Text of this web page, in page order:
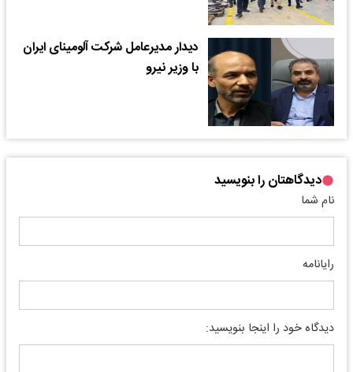
دیدار مدیرعامل شرکت آلومینای ایران
با وزیر نیرو
دیدگاهتان را بنویسید
نام شما
رایانامه
دیدگاه خود را اینجا بنویسید: